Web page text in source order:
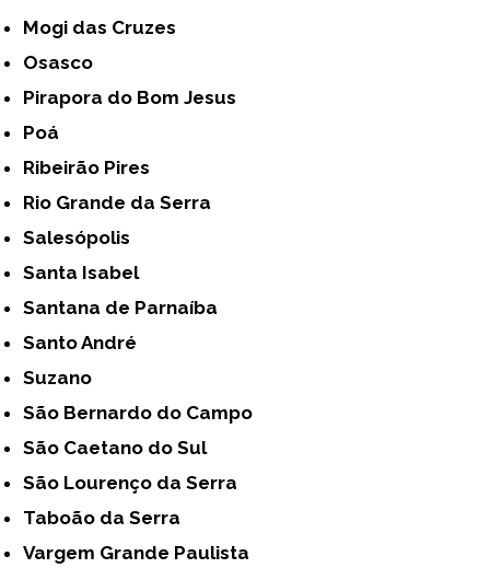
Mogi das Cruzes
Osasco
Pirapora do Bom Jesus
Poá
Ribeirão Pires
Rio Grande da Serra
Salesópolis
Santa Isabel
Santana de Parnaíba
Santo André
Suzano
São Bernardo do Campo
São Caetano do Sul
São Lourenço da Serra
Taboão da Serra
Vargem Grande Paulista